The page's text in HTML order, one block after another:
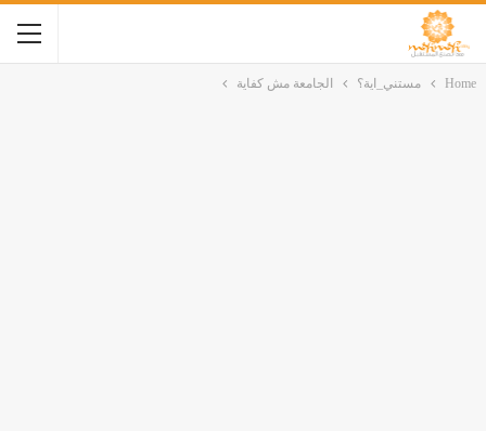
Home مستني_اية؟ الجامعة مش كفاية